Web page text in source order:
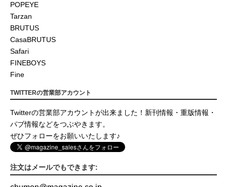
POPEYE
Tarzan
BRUTUS
CasaBRUTUS
Safari
FINEBOYS
Fine
TWITTERの営業部アカウント
Twitterの営業部アカウントが出来ました！新刊情報・重版情報・
パブ情報などをつぶやきます。
ぜひフォローをお願いいたします♪
注文はメールでもできます: